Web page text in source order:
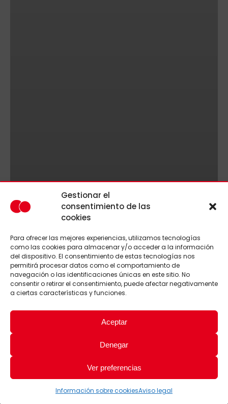
Gestionar el
consentimiento de las
cookies
Para ofrecer las mejores experiencias, utilizamos tecnologías
como las cookies para almacenar y/o acceder a la información
del dispositivo. El consentimiento de estas tecnologías nos
permitirá procesar datos como el comportamiento de
navegación o las identificaciones únicas en este sitio. No
consentir o retirar el consentimiento, puede afectar negativamente
a ciertas características y funciones.
Aceptar
Denegar
Ver preferencias
Información sobre cookiesAviso legal